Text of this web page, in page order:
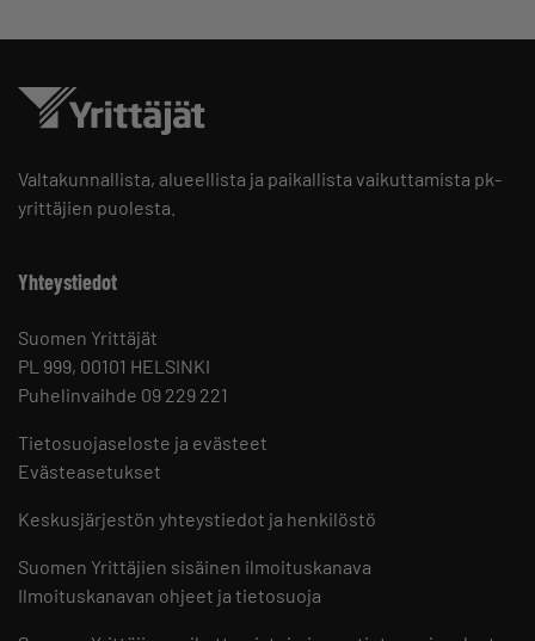
Valtakunnallista, alueellista ja paikallista vaikuttamista pk-
yrittäjien puolesta.
Yhteystiedot
Suomen Yrittäjät
PL 999, 00101 HELSINKI
Puhelinvaihde 09 229 221
Tietosuojaseloste ja evästeet
Evästeasetukset
Keskusjärjestön yhteystiedot ja henkilöstö
Suomen Yrittäjien sisäinen ilmoituskanava
Ilmoituskanavan ohjeet ja tietosuoja